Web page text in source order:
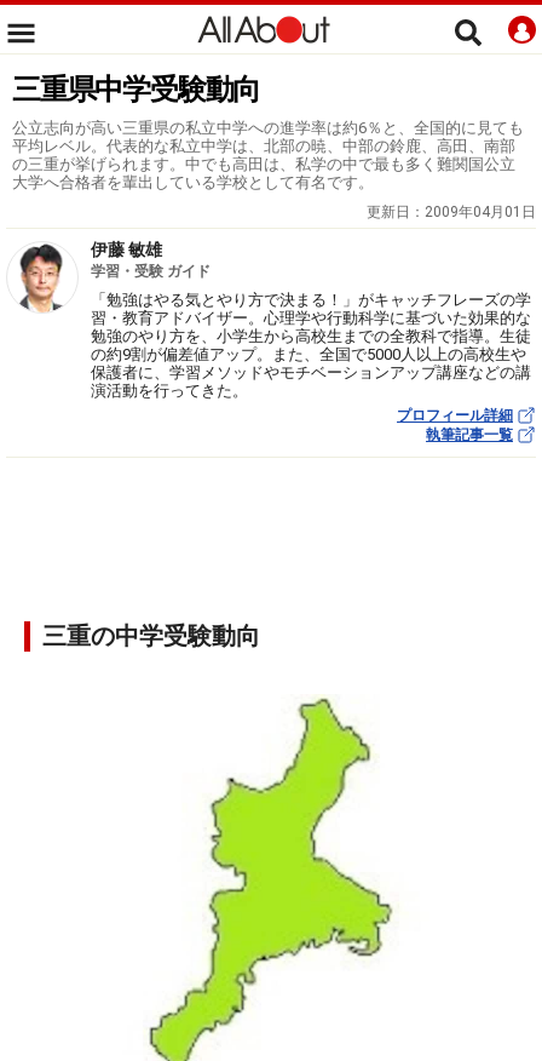
三重県中学受験動向
公立志向が高い三重県の私立中学への進学率は約6％と、全国的に見ても
平均レベル。代表的な私立中学は、北部の暁、中部の鈴鹿、高田、南部
の三重が挙げられます。中でも高田は、私学の中で最も多く難関国公立
大学へ合格者を輩出している学校として有名です。
更新日： 2009年04月01日
伊藤 敏雄
学習・受験 ガイド
「勉強はやる気とやり方で決まる！」がキャッチフレーズの学
習・教育アドバイザー。心理学や行動科学に基づいた効果的な
勉強のやり方を、小学生から高校生までの全教科で指導。生徒
の約9割が偏差値アップ。また、全国で5000人以上の高校生や
保護者に、学習メソッドやモチベーションアップ講座などの講
演活動を行ってきた。
プロフィール詳細
執筆記事一覧
三重の中学受験動向